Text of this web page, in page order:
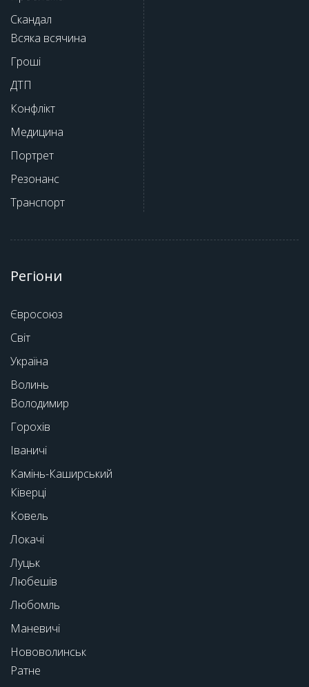
Скандал
Всяка всячина
Гроші
ДТП
Конфлікт
Медицина
Портрет
Резонанс
Транспорт
Регіони
Євросоюз
Світ
Україна
Волинь
Володимир
Горохів
Іваничі
Камінь-Каширський
Ківерці
Ковель
Локачі
Луцьк
Любешів
Любомль
Маневичі
Нововолинськ
Ратне